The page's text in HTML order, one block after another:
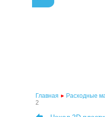
Главная Расходные
2